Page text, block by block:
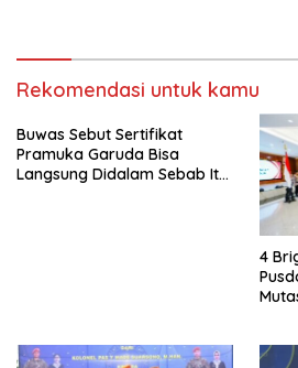
Rekomendasi untuk kamu
Buwas Sebut Sertifikat
Pramuka Garuda Bisa
Langsung Didalam Sebab Itu
4